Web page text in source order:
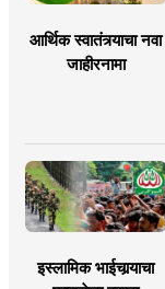
आर्थिक स्वातंत्र्याचा नवा
जाहीरनामा
इस्लामिक भाईचार्‍याचा